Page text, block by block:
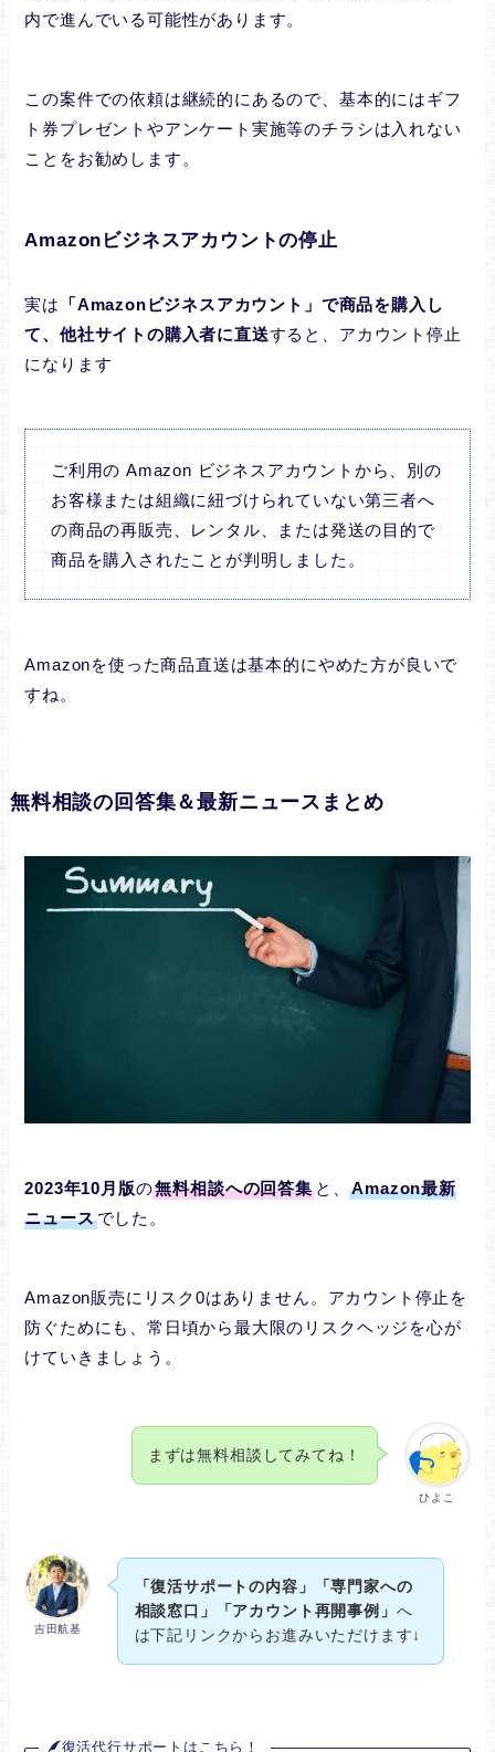
内で進んでいる可能性があります。
この案件での依頼は継続的にあるので、基本的にはギフ
ト券プレゼントやアンケート実施等のチラシは入れない
ことをお勧めします。
Amazonビジネスアカウントの停止
実は
「Amazonビジネスアカウント」で商品を購入し
て、他社サイトの購入者に直送すると、アカウント停止
になります
ご利用の Amazon ビジネスアカウントから、別の
お客様または組織に紐づけられていない第三者へ
の商品の再販売、レンタル、または発送の目的で
商品を購入されたことが判明しました。
Amazonを使った商品直送は基本的にやめた方が良いで
すね。
無料相談の回答集＆最新ニュースまとめ
2023年10月版の無料相談への回答集と、Amazon最新
ニュースでした。
Amazon販売にリスク0はありません。アカウント停止を
防ぐためにも、常日頃から最大限のリスクヘッジを心が
けていきましょう。
ひよこ
まずは無料相談してみてね！
吉田航基
「復活サポートの内容 」「専門家への
相談窓口」「アカウント再開事例」 へ
は下記リンクからお進みいただけます↓
復活代行サポートはこちら！